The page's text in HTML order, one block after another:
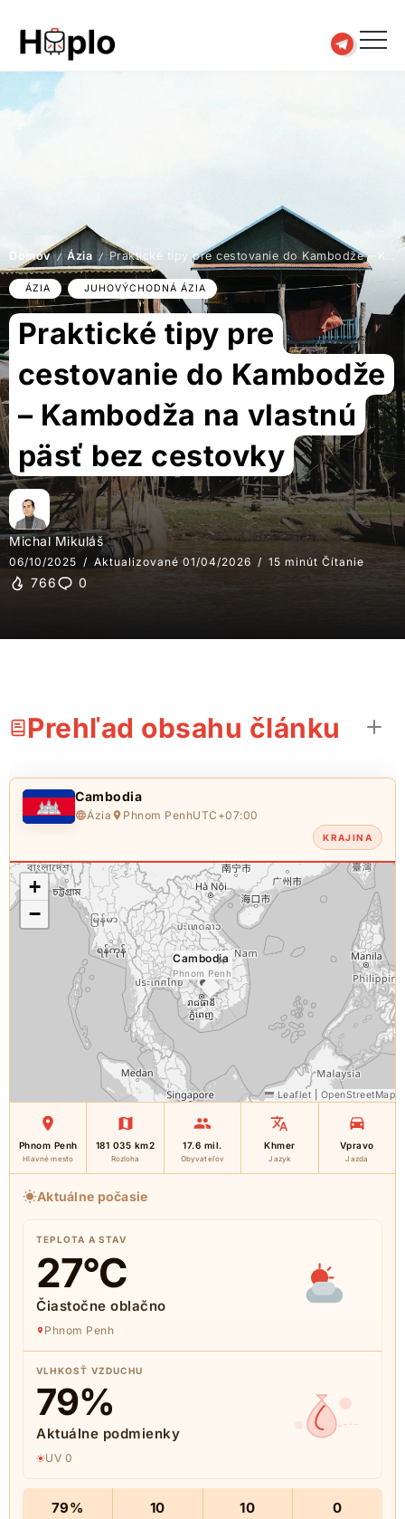
Domov / Ázia / Praktické tipy pre cestovanie do Kambodže – Kambodža na vlastnú päsť bez cestovky
ÁZIA JUHOVÝCHODNÁ ÁZIA
Praktické tipy pre
cestovanie do Kambodže
– Kambodža na vlastnú
päsť bez cestovky
Michal Mikuláš
06/10/2025 Aktualizované 01/04/2026 15 minút Čítanie
766 0
Prehľad obsahu článku
Cambodia
Ázia Phnom PenhUTC+07:00
KRAJINA
Cambodia
Phnom Penh
×
+
−
Leaflet OpenStreetMap
Phnom Penh
Hlavné mesto
181 035 km2
Rozloha
17.6 mil.
Obyvateľov
Khmer
Jazyk
Vpravo
Jazda
Aktuálne počasie
TEPLOTA A STAV
27°C
Čiastočne oblačno
Phnom Penh
VLHKOSŤ VZDUCHU
79%
Aktuálne podmienky
UV 0
79% 10 10 0